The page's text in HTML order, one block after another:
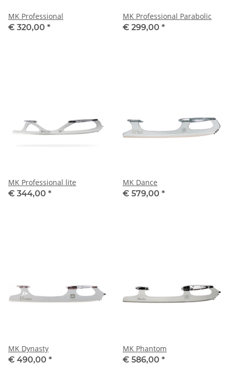
MK Professional
€ 320,00 *
MK Professional Parabolic
€ 299,00 *
MK Professional lite
€ 344,00 *
MK Dance
€ 579,00 *
MK Dynasty
€ 490,00 *
MK Phantom
€ 586,00 *